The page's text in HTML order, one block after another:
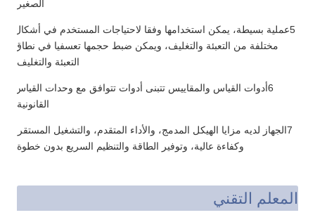
الصغير.
5عملية بسيطة، يمكن استخدامها وفقا لاحتياجات المستخدم في أشكال
مختلفة من التعبئة والتغليف، ويمكن ضبط حجمها تعسفيا في نطاق
التعبئة والتغليف.
6أدوات القياس والمقاييس تتبنى أدوات تتوافق مع وحدات القياس
القانونية.
7الجهاز لديه مزايا الهيكل المدمج، والأداء المتقدم، والتشغيل المستقر،
وكفاءة عالية، وتوفير الطاقة والتنظيم السريع بدون خطوة.
المعلم التقني